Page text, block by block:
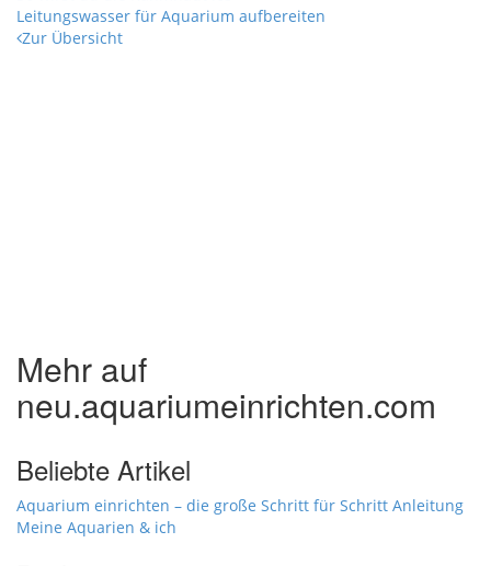
Leitungswasser für Aquarium aufbereiten
Zur Übersicht
Mehr auf
neu.aquariumeinrichten.com
Beliebte Artikel
Aquarium einrichten – die große Schritt für Schritt Anleitung
Meine Aquarien & ich